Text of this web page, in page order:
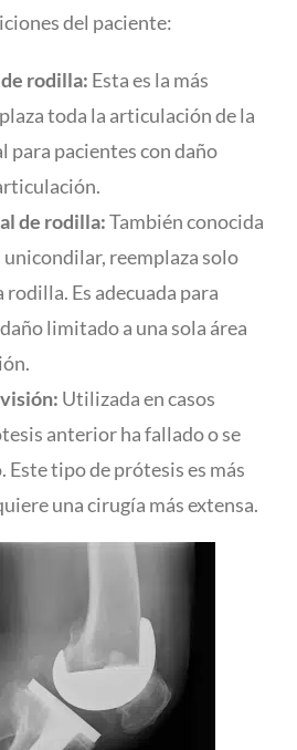
del paciente:
rodilla: Esta es la más
toda la articulación de la
para pacientes con daño
de rodilla:También conocida
reemplaza solo
rodilla. Es adecuada para
limitado a una sola área
Utilizada en casos
anterior ha fallado o se
Este tipo de prótesis es más
una cirugía más extensa.